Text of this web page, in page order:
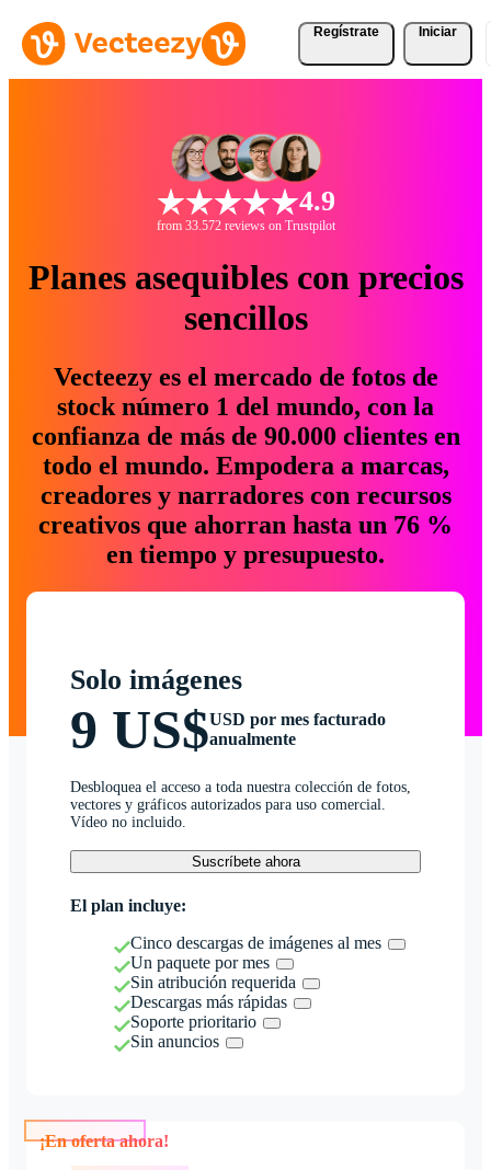
Regístrate Iniciar
4.9
from 33.572 reviews on Trustpilot
Planes asequibles con precios
sencillos
Vecteezy es el mercado de fotos de
stock número 1 del mundo, con la
confianza de más de 90.000 clientes en
todo el mundo. Empodera a marcas,
creadores y narradores con recursos
creativos que ahorran hasta un 76 %
en tiempo y presupuesto.
Solo imágenes
9 US$USD por mes facturado
anualmente
Desbloquea el acceso a toda nuestra colección de fotos,
vectores y gráficos autorizados para uso comercial.
Vídeo no incluido.
Suscríbete ahora
El plan incluye:
Cinco descargas de imágenes al mes
Un paquete por mes
Sin atribución requerida
Descargas más rápidas
Soporte prioritario
Sin anuncios